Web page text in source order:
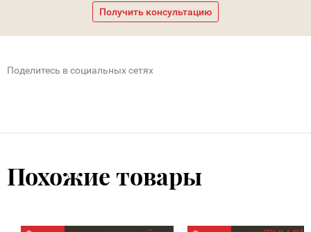
Получить консультацию
Поделитесь в социальных сетях
Похожие товары